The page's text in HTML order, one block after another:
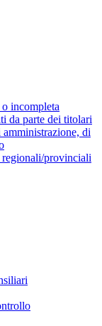
incompleta
da parte dei titolari
di
provinciali